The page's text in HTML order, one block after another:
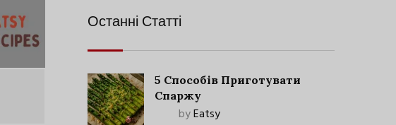
Останні Статті
5 Способів Приготувати
Спаржу
byEatsy